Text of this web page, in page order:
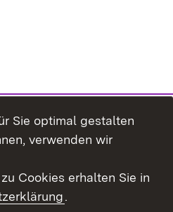
Sie optimal gestalten
verwenden wir
Cookies erhalten Sie in
.